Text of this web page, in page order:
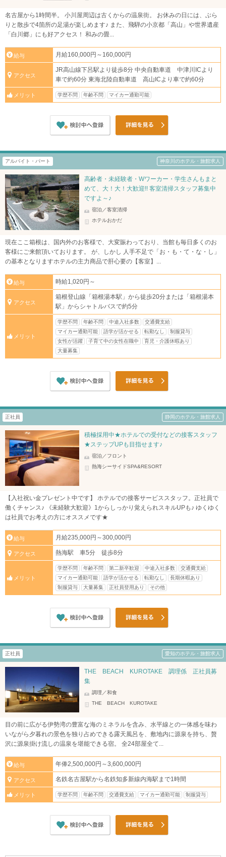
名古屋から1時間半。 小川屋周辺は古くからの温泉街。 お休みの日には、ぶら
りと散歩で4箇所の足湯が楽しめます♪ また、飛騨の小京都「高山」や世界遺産
「白川郷」にも好アクセス！ 和みの畳...
給与 月給160,000円～160,000円
アクセス
JR高山線下呂駅より徒歩8分 中央自動車道 中津川ICより
車で約60分 東海北陸自動車道 高山ICより車で約60分
メリット 学歴不問 年齢不問 マイカー通勤可能
アルバイト・パート 神奈川のホテル・旅館求人
高齢者・未経験者・Wワーカー・学生さんもまと
めて、大！大！大歓迎!! 客室清掃スタッフ募集中
ですよ～♪
宿泊／客室清掃
ホテルおかだ
現在ここ箱根は、国内外のお客様で、大変賑わっており、当館も毎日多くのお
客様にご来館頂いております。 が、しかし 人手不足で「お・も・て・な・し」
の基本となりますホテルの主力商品で肝心要の【客室】...
給与 時給1,020円～
アクセス
箱根登山線「箱根湯本駅」から徒歩20分または「箱根湯本
駅」からシャトルバスで約5分
メリット
学歴不問 年齢不問 中途入社多数
交通費支給
マイカー通勤可能
語学が活かせる 転勤なし
制服貸与
女性が活躍
子育て中の女性在職中
育児・介護休暇あり
大量募集
正社員 静岡のホテル・旅館求人
積極採用中★ホテルでの受付などの接客スタッフ
★ステップUPも目指せます♪
宿泊／フロント
熱海シーサイドSPA&RESORT
【入社祝い金プレゼント中です】 ホテルでの接客サービススタッフ。正社員で
働くチャンス♪ 《未経験大歓迎》1からしっかり覚えられスキルUPも♪ ゆくゆく
は社員でお考えの方にオススメです★
給与 月給235,000円～300,000円
アクセス 熱海駅 車5分 徒歩8分
メリット
学歴不問 年齢不問 第二新卒歓迎 中途入社多数
交通費支給
マイカー通勤可能
語学が活かせる 転勤なし
長期休暇あり
制服貸与
大量募集 正社員登用あり その他
正社員 愛知のホテル・旅館求人
THE BEACH KUROTAKE 調理係 正社員募
集
調理／和食
THE BEACH KUROTAKE
目の前に広がる伊勢湾の豊富な海のミネラルを含み、水平線との一体感を味わ
いながら夕暮れの景色を独り占めできる露天風呂を、敷地内に源泉を持ち、贅
沢に源泉掛け流しの温泉を堪能できる宿。 全24部屋全て...
給与 年俸2,500,000円～3,600,000円
アクセス 名鉄名古屋駅から名鉄知多新線内海駅まで1時間
メリット 学歴不問 年齢不問 交通費支給 マイカー通勤可能 制服貸与